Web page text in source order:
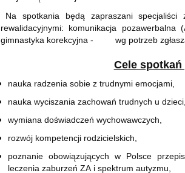
Na spotkania będą zapraszani specjaliści
rewalidacyjnymi: komunikacja pozawerbalna
gimnastyka korekcyjna - wg potrzeb
Cele
nauka radzenia sobie z trudnymi emocjami,
nauka wyciszania zachowań trudnych u dzieci,
wymiana doświadczeń wychowawczych,
rozwój kompetencji rodzicielskich,
poznanie obowiązujących w Polsce
leczenia zaburzeń ZA i spektrum autyzmu,